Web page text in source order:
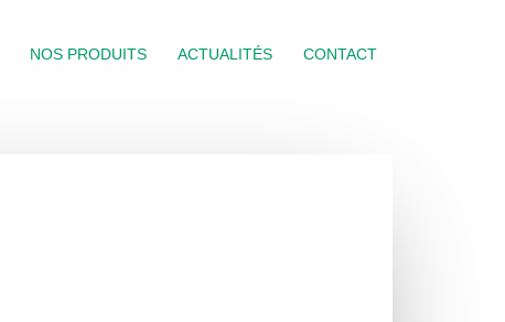
NOS PRODUITS ACTUALITÉS CONTACT